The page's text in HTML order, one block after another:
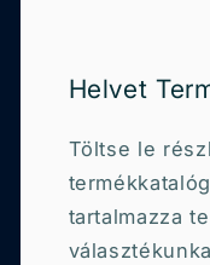
Helvet
Töltse le
tartalmazza